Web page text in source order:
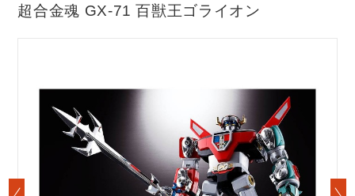
超合金魂 GX-71 百獣王ゴライオン